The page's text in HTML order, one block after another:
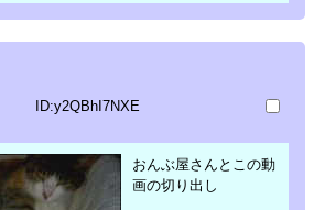
ID:y2QBhI7NXE
おんぶ屋さんとこの動
画の切り出し